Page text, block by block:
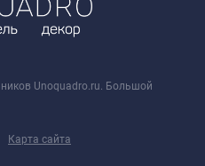
Unoquadro.ru. Большой
Карта сайта